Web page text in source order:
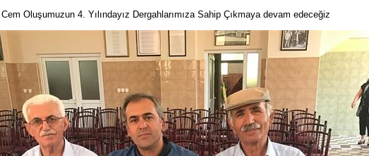
Oluşumuzun 4. Yılındayız Dergahlarımıza Sahip Çıkmaya devam edeceğiz